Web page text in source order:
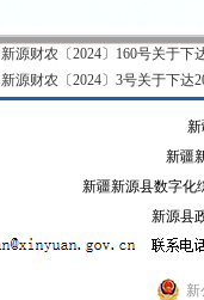
新源财农〔2024〕160号关于
新源财农〔2024〕3号关于下达
新疆
新疆新源县数字化
新源县
新